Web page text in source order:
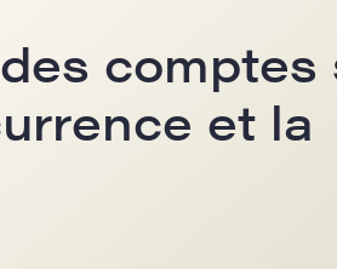
comptes
et la